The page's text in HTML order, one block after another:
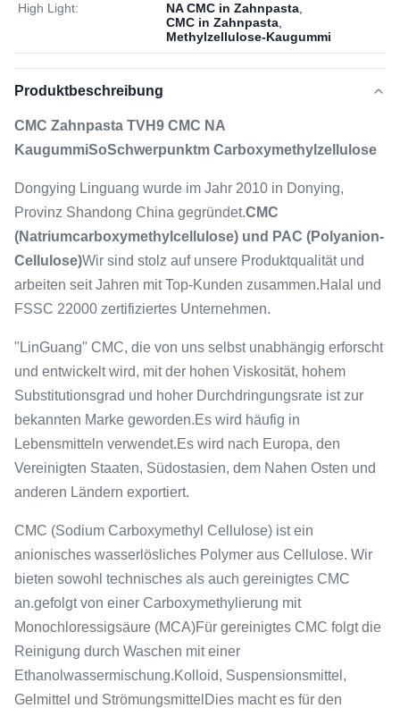
High Light: NA CMC in Zahnpasta
CMC in Zahnpasta
Methylzellulose-Kaugummi
Produktbeschreibung
CMC Zahnpasta TVH9 CMC NA
KaugummiSoSchwerpunktm Carboxymethylzellulose
Dongying Linguang wurde im Jahr 2010 in Donying,
Provinz Shandong China gegründet.CMC
(Natriumcarboxymethylcellulose) und PAC (Polyanion-
Cellulose)Wir sind stolz auf unsere Produktqualität und
arbeiten seit Jahren mit Top-Kunden zusammen.Halal und
FSSC 22000 zertifiziertes Unternehmen.
"LinGuang" CMC, die von uns selbst unabhängig erforscht
und entwickelt wird, mit der hohen Viskosität, hohem
Substitutionsgrad und hoher Durchdringungsrate ist zur
bekannten Marke geworden.Es wird häufig in
Lebensmitteln verwendet.Es wird nach Europa, den
Vereinigten Staaten, Südostasien, dem Nahen Osten und
anderen Ländern exportiert.
CMC (Sodium Carboxymethyl Cellulose) ist ein
anionisches wasserlösliches Polymer aus Cellulose. Wir
bieten sowohl technisches als auch gereinigtes CMC
an.gefolgt von einer Carboxymethylierung mit
Monochloressigsäure (MCA)Für gereinigtes CMC folgt die
Reinigung durch Waschen mit einer
Ethanolwassermischung.Kolloid, Suspensionsmittel,
Gelmittel und Strömungsmittel Dies macht es für den